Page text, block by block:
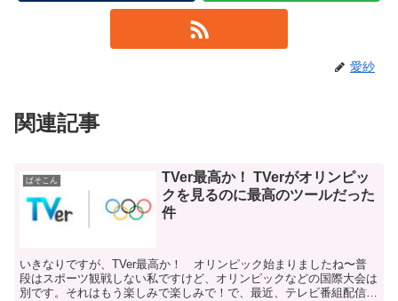
愛紗
関連記事
ぱそこん
TVer最高か！ TVerがオリンピッ
クを見るのに最高のツールだった
件
いきなりですが、TVer最高か！ オリンピック始まりましたね〜普
段はスポーツ観戦しない私ですけど、オリンピックなどの国際大会は
別です。それはもう楽しみで楽しみで！で、最近、テレビ番組配信サ